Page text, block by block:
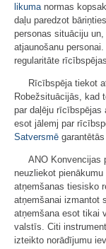
likumanormas
daļu paredzot
personas situāciju
atjaunošanu
regularitāte
Rīcībspēja tiekot
Robežsituācijās, kad
par daļēju rīcībspējas
esot jālemj par
Satversmē
ANO Konvencijas
neuzliekot
atņemšanas tiesisko
atņemšanai izmantot
atņemšana esot tikai
valstīs. Citi
izteikto norādījumu